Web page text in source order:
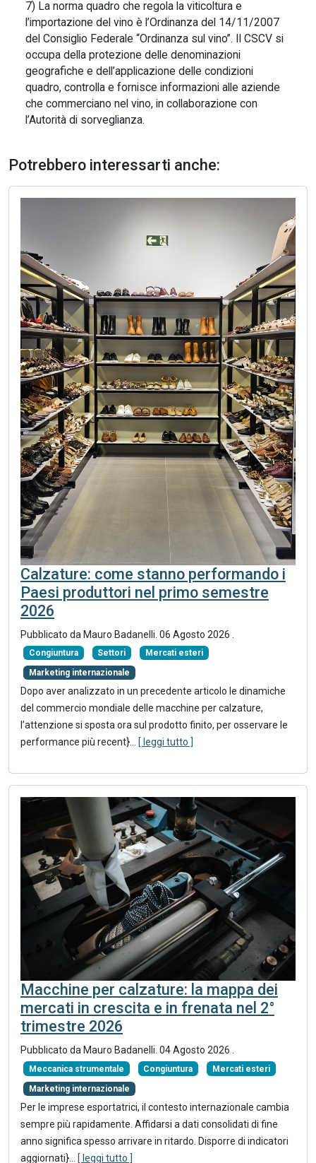
7) La norma quadro che regola la viticoltura e
l’importazione del vino è l’Ordinanza del 14/11/2007
del Consiglio Federale “Ordinanza sul vino”. Il CSCV si
occupa della protezione delle denominazioni
geografiche e dell’applicazione delle condizioni
quadro, controlla e fornisce informazioni alle aziende
che commerciano nel vino, in collaborazione con
l’Autorità di sorveglianza.
Potrebbero interessarti anche:
Calzature: come stanno performando i
Paesi produttori nel primo semestre
2026
Pubblicato da Mauro Badanelli 06 Agosto 2026
Congiuntura Settori Mercati esteri
Marketing internazionale
Dopo aver analizzato in un precedente articolo le dinamiche
del commercio mondiale delle macchine per calzature,
l’attenzione si sposta ora sul prodotto finito, per osservare le
performance più recent}... [ leggi tutto ]
Macchine per calzature: la mappa dei
mercati in crescita e in frenata nel 2°
trimestre 2026
Pubblicato da Mauro Badanelli. 04 Agosto 2026 .
Meccanica strumentale Congiuntura Mercati esteri
Marketing internazionale
Per le imprese esportatrici, il contesto internazionale cambia
sempre più rapidamente. Affidarsi a dati consolidati di fine
anno significa spesso arrivare in ritardo. Disporre di indicatori
aggiornati}
[ leggi tutto ]